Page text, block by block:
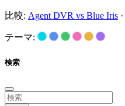
比較: Agent DVR vs Blue Iris ·
テーマ:
検索